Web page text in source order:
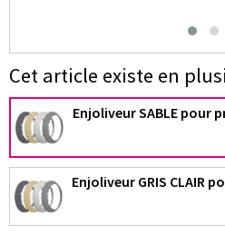
Cet article existe en
Enjoliveur SABLE pour
Enjoliveur GRIS CLAIR